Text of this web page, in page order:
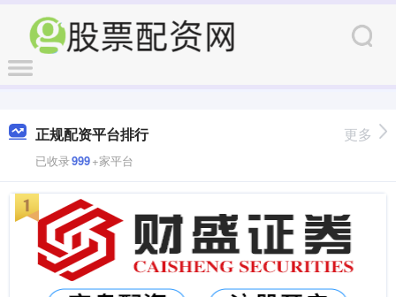
正规配资平台排行
已收录999+家平台
更多